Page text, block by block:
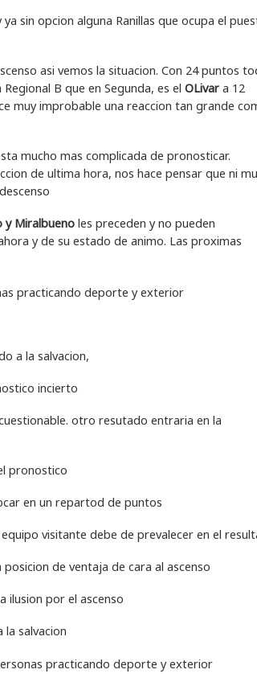
ya sin opcion alguna Ranillas que ocupa el
asi vemos la situacion. Con 24 puntos
B que en Segunda, es el OLivar a 12
muy improbable una reaccion tan grande
mucho mas complicada de pronosticar.
de ultima hora, nos hace pensar que ni
y Miralbueno les preceden y no pueden
y de su estado de animo. Las proximas
a la salvacion,
incierto
otro resutado entraria en la
pronostico
en un repartod de puntos
visitante debe de prevalecer en el
de ventaja de cara al ascenso
ilusion por el ascenso
salvacion